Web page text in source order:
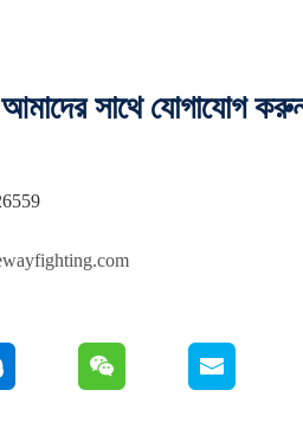
সাথে যোগাযোগ